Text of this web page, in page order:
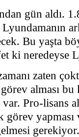
gün aldı.
Bu yaşta
ki neredeyse
zaten
alması
Pro-lisans
görev yapması